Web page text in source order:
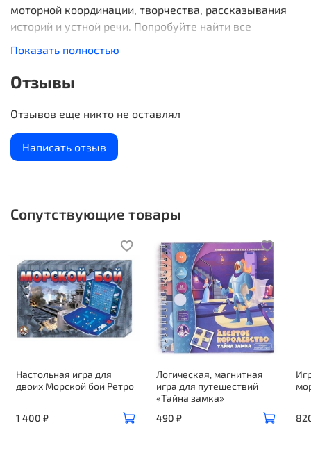
моторной координации, творчества, рассказывания
историй и устной речи. Попробуйте найти все
смешивайте и сочетайте, чтобы создать любой образ,
который вам нравится.
Показать полностью
Отзывы
Отзывов еще никто не оставлял
Написать отзыв
Сопутствующие товары
Настольная игра для
двоих Морской бой Ретро
1 400 ₽
Логическая, магнитная
игра для путешествий
«Тайна замка»
490 ₽